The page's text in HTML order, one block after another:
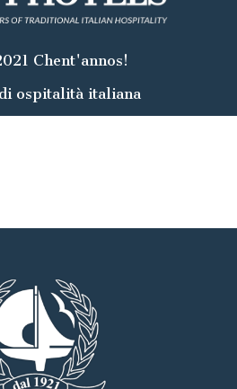
Chent'annos!
ospitalità italiana